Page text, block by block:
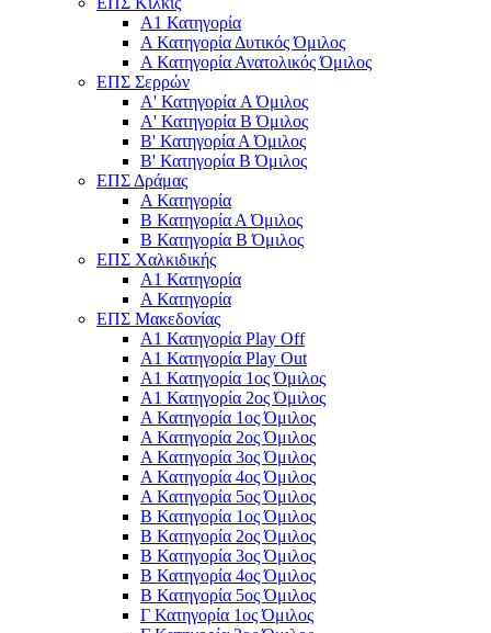
Α1 Κατηγορία
Α Κατηγορία Δυτικός Όμιλος
Α Κατηγορία Ανατολικός Όμιλος
ΕΠΣ Σερρών
Α' Κατηγορία A Όμιλος
Α' Κατηγορία Β Όμιλος
Β' Κατηγορία Α Όμιλος
Β' Κατηγορία Β Όμιλος
ΕΠΣ Δράμας
Α Κατηγορία
Β Κατηγορία Α Όμιλος
Β Κατηγορία Β Όμιλος
ΕΠΣ Χαλκιδικής
Α1 Κατηγορία
Α Κατηγορία
ΕΠΣ Μακεδονίας
Α1 Κατηγορία Play Off
Α1 Κατηγορία Play Out
Α1 Κατηγορία 1ος Όμιλος
Α1 Κατηγορία 2ος Όμιλος
Α Κατηγορία 1ος Όμιλος
Α Κατηγορία 2ος Όμιλος
Α Κατηγορία 3ος Όμιλος
Α Κατηγορία 4ος Όμιλος
Α Κατηγορία 5ος Όμιλος
Β Κατηγορία 1ος Όμιλος
Β Κατηγορία 2ος Όμιλος
Β Κατηγορία 3ος Όμιλος
Β Κατηγορία 4ος Όμιλος
Β Κατηγορία 5ος Όμιλος
Γ Κατηγορία 1ος Όμιλος